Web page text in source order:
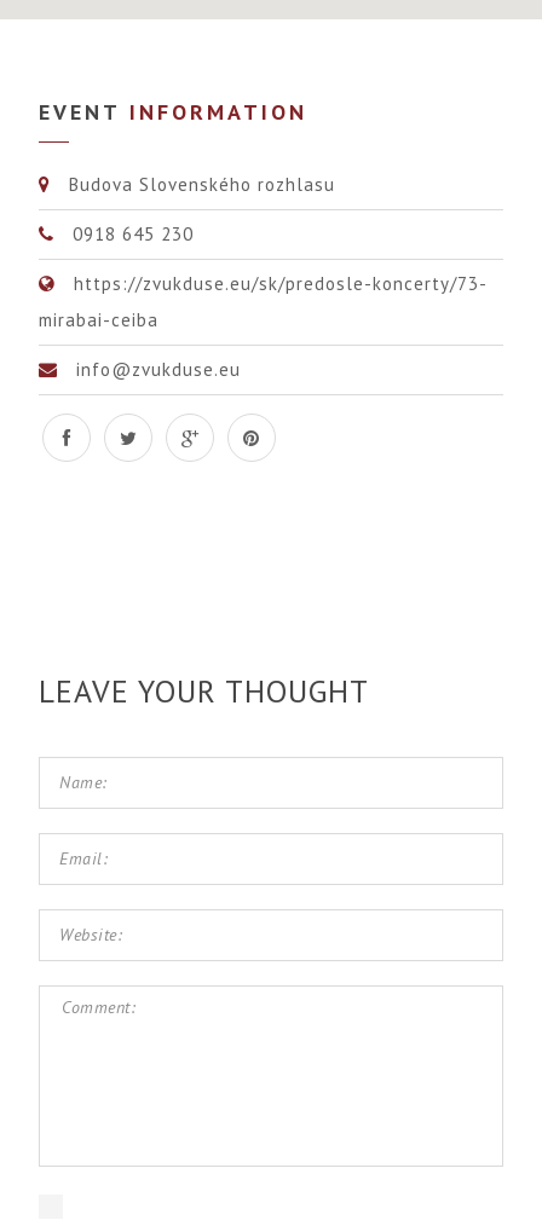
EVENT INFORMATION
Budova Slovenského rozhlasu
0918 645 230
https://zvukduse.eu/sk/predosle-koncerty/73-
mirabai-ceiba
info@zvukduse.eu
LEAVE YOUR THOUGHT